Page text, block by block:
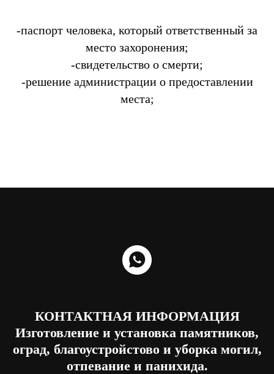
-паспорт человека, который ответственный за
место захоронения;
-свидетельство о смерти;
-решение администрации о предоставлении
места;
КОНТАКТНАЯ ИНФОРМАЦИЯ
Изготовление и установка памятников,
оград, благоустройстово и уборка могил,
отпевание и панихида.